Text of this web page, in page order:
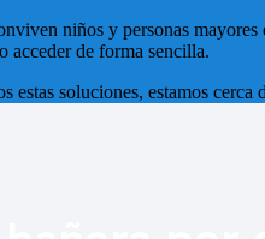
niños y personas
acceder de forma sencilla.
estas soluciones, estamos cerca